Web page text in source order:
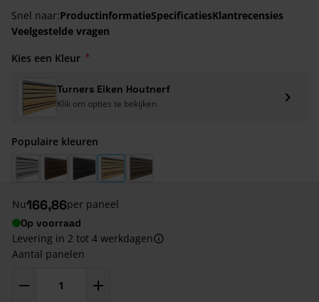
Snel naar:ProductinformatieSpecificatiesKlantrecensies
Veelgestelde vragen
Kies een Kleur
Turners Eiken Houtnerf
Klik om opties te bekijken
Populaire kleuren
Sheffield Eiken Wit Houtnerf
Turners Eiken Bruin Houtnerf
Kitami Eiken Houtnerf
Turners Eiken Houtnerf
Vergrijsd Red Cedar Houtnerf
Nu166,86per paneel
Op voorraad
Levering in 2 tot 4 werkdagen
Aantal panelen